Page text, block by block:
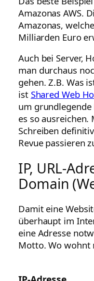
Amazonas AWS.
Amazonas,
Milliarden Euro
Auch bei Server,
man durchaus
gehen. Z.B. Was
ist Shared Web
um
es so ausreichen.
Schreiben
Revue passieren
IP, URL-
Domain
Damit eine
überhaupt im
eine Adresse
Motto. Wo wohnt